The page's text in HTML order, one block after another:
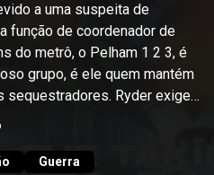
a uma suspeita de
função de coordenador de
do metrô, o Pelham 1 2 3, é
grupo, é ele quem mantém
sequestradores. Ryder exige
10 milhões em uma hora,
a cada minuto extra. A
o negociador Camonetti, mas
Guerra